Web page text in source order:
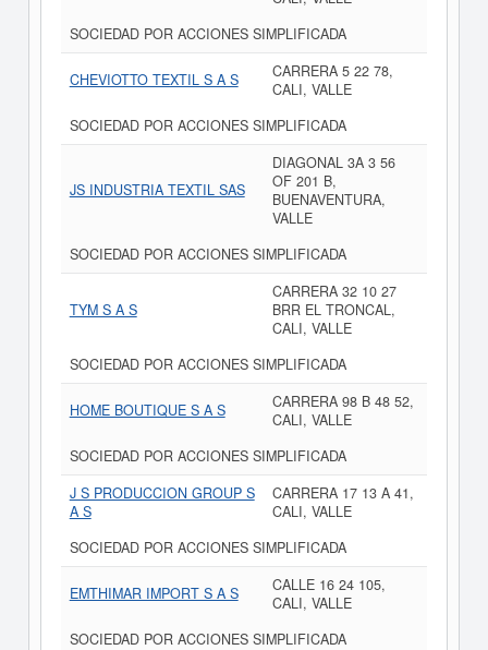
SOCIEDAD POR ACCIONES SIMPLIFICADA
CHEVIOTTO TEXTIL S A S
CARRERA 5 22 78,
CALI, VALLE
SOCIEDAD POR ACCIONES SIMPLIFICADA
JS INDUSTRIA TEXTIL SAS
DIAGONAL 3A 3 56
OF 201 B,
BUENAVENTURA,
VALLE
SOCIEDAD POR ACCIONES SIMPLIFICADA
TYM S A S
CARRERA 32 10 27
BRR EL TRONCAL,
CALI, VALLE
SOCIEDAD POR ACCIONES SIMPLIFICADA
HOME BOUTIQUE S A S
CARRERA 98 B 48 52,
CALI, VALLE
SOCIEDAD POR ACCIONES SIMPLIFICADA
J S PRODUCCION GROUP S
A S
CARRERA 17 13 A 41,
CALI, VALLE
SOCIEDAD POR ACCIONES SIMPLIFICADA
EMTHIMAR IMPORT S A S
CALLE 16 24 105,
CALI, VALLE
SOCIEDAD POR ACCIONES SIMPLIFICADA